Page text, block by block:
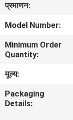
हमारे
बारे
में
कारखाना
भ्रमण
प्रमाणन:
Model Number:
Minimum Order
Quantity:
मूल्य:
Packaging
Details: